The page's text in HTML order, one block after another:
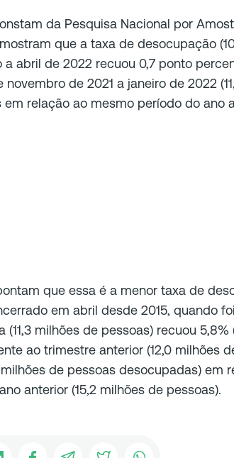
da Pesquisa Nacional por
que a taxa de desocupação
a abril de 2022 recuou 0,7 ponto
de 2021 a janeiro de 2022
em relação ao mesmo período do ano
que essa é a menor taxa de
em abril desde 2015, quando
(11,3 milhões de pessoas) recuou
ao trimestre anterior (12,0 milhões
de pessoas desocupadas) em
anterior (15,2 milhões de pessoas).